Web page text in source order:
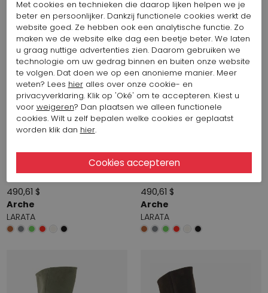
490,61 $
Arche
LARATA
490,61 $
Arche
LARATA
Met cookies en technieken die daarop lijken helpen we je
beter en persoonlijker. Dankzij functionele cookies werkt de
website goed. Ze hebben ook een analytische functie. Zo
maken we de website elke dag een beetje beter. We laten
u graag nuttige advertenties zien. Daarom gebruiken we
technologie om uw gedrag binnen en buiten onze website
te volgen. Dat doen we op een anonieme manier. Meer
weten? Lees hieralles over onze cookie- en
privacyverklaring. Klik op 'Oké' om te accepteren. Kiest u
voor weigeren? Dan plaatsen we alleen functionele
cookies. Wilt u zelf bepalen welke cookies er geplaatst
worden klik dan hier.